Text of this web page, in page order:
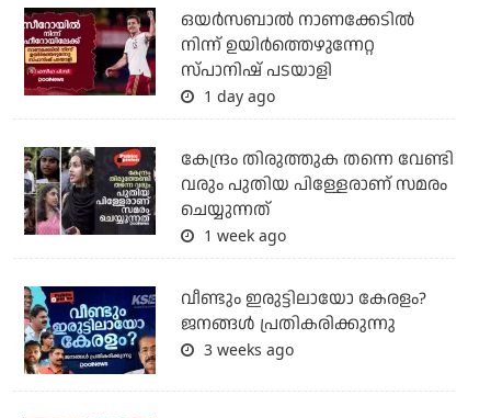
ഒയര്‍സബാൽ നാണക്കേടിൽ
നിന്ന് ഉയിർത്തെഴുന്നേറ്റ
സ്പാനിഷ് പടയാളി
1 day ago
കേന്ദ്രം തിരുത്തുക തന്നെ വേണ്ടി
വരും പുതിയ പിള്ളേരാണ് സമരം
ചെയ്യുന്നത്
1 week ago
വീണ്ടും ഇരുട്ടിലായോ കേരളം?
ജനങ്ങൾ പ്രതികരിക്കുന്നു
3 weeks ago